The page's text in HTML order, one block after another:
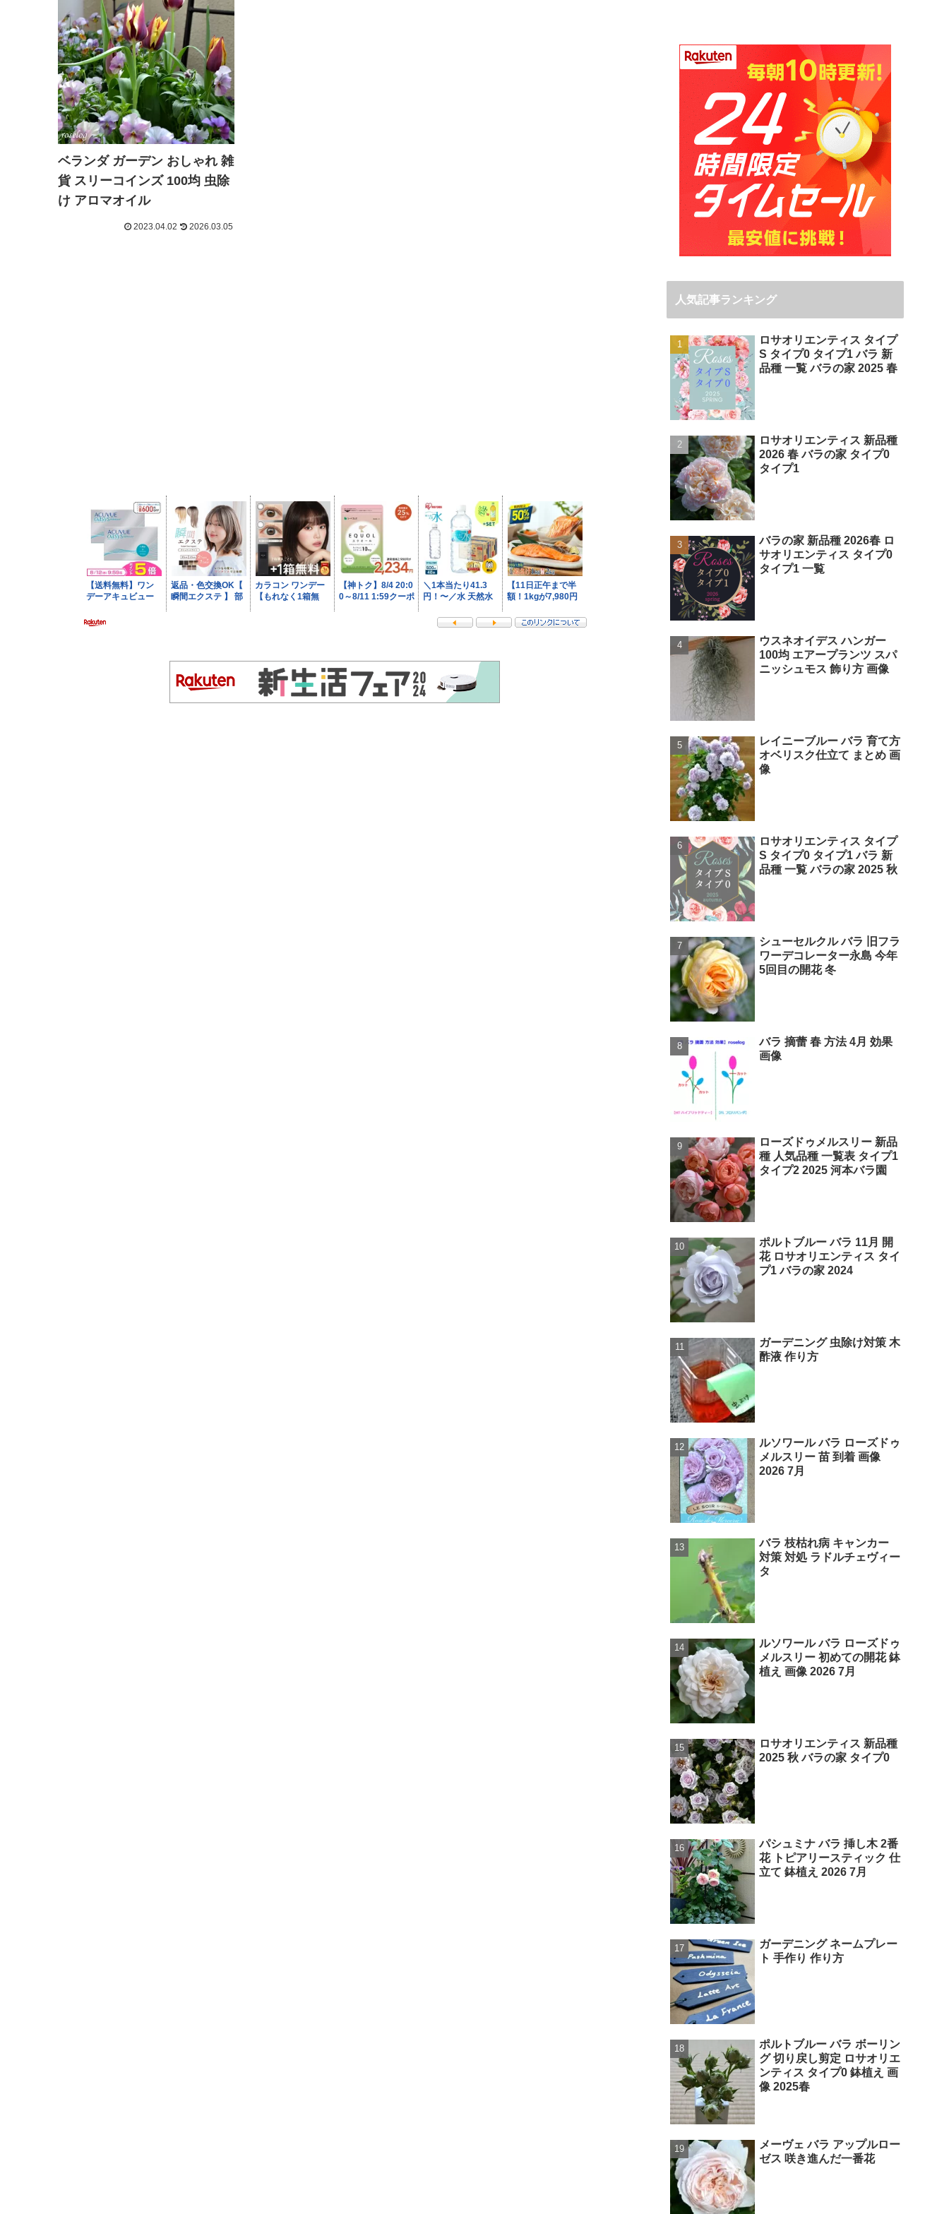
ベランダ ガーデン おしゃれ 雑
貨 スリーコインズ 100均 虫除
け アロマオイル
2023.04.02 2026.03.05
人気記事ランキング
ロサオリエンティス タイプ
S タイプ0 タイプ1 バラ 新
品種 一覧 バラの家 2025 春
ロサオリエンティス 新品種
2026 春 バラの家 タイプ0
タイプ1
バラの家 新品種 2026春 ロ
サオリエンティス タイプ0
タイプ1 一覧
ウスネオイデス ハンガー
100均 エアープランツ スパ
ニッシュモス 飾り方 画像
レイニーブルー バラ 育て方
オベリスク仕立て まとめ 画
像
ロサオリエンティス タイプ
S タイプ0 タイプ1 バラ 新
品種 一覧 バラの家 2025 秋
シューセルクル バラ 旧フラ
ワーデコレーター永島 今年
5回目の開花 冬
バラ 摘蕾 春 方法 4月 効果
画像
ローズドゥメルスリー 新品
種 人気品種 一覧表 タイプ1
タイプ2 2025 河本バラ園
ポルトブルー バラ 11月 開
花 ロサオリエンティス タイ
プ1 バラの家 2024
ガーデニング 虫除け対策 木
酢液 作り方
ルソワール バラ ローズドゥ
メルスリー 苗 到着 画像
2026 7月
バラ 枝枯れ病 キャンカー
対策 対処 ラドルチェヴィー
タ
ルソワール バラ ローズドゥ
メルスリー 初めての開花 鉢
植え 画像 2026 7月
ロサオリエンティス 新品種
2025 秋 バラの家 タイプ0
パシュミナ バラ 挿し木 2番
花 トピアリースティック 仕
立て 鉢植え 2026 7月
ガーデニング ネームプレー
ト 手作り 作り方
ポルトブルー バラ ボーリン
グ 切り戻し剪定 ロサオリエ
ンティス タイプ0 鉢植え 画
像 2025春
メーヴェ バラ アップルロー
ゼス 咲き進んだ一番花